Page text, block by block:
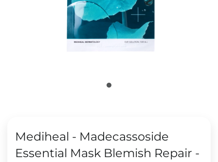
Mediheal - Madecassoside
Essential Mask Blemish Repair -